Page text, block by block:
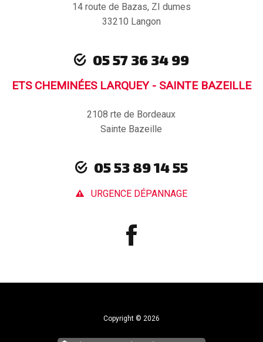
14 route de Bazas, ZI dumes
33210 Langon
05 57 36 34 99
ETS CHEMINÉES LARQUEY - SAINTE BAZEILLE
2108 rte de Bordeaux
Sainte Bazeille
05 53 89 14 55
URGENCE DÉPANNAGE
Copyright © 2026